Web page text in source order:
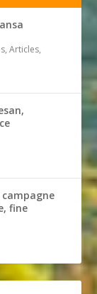
Articles,
fine